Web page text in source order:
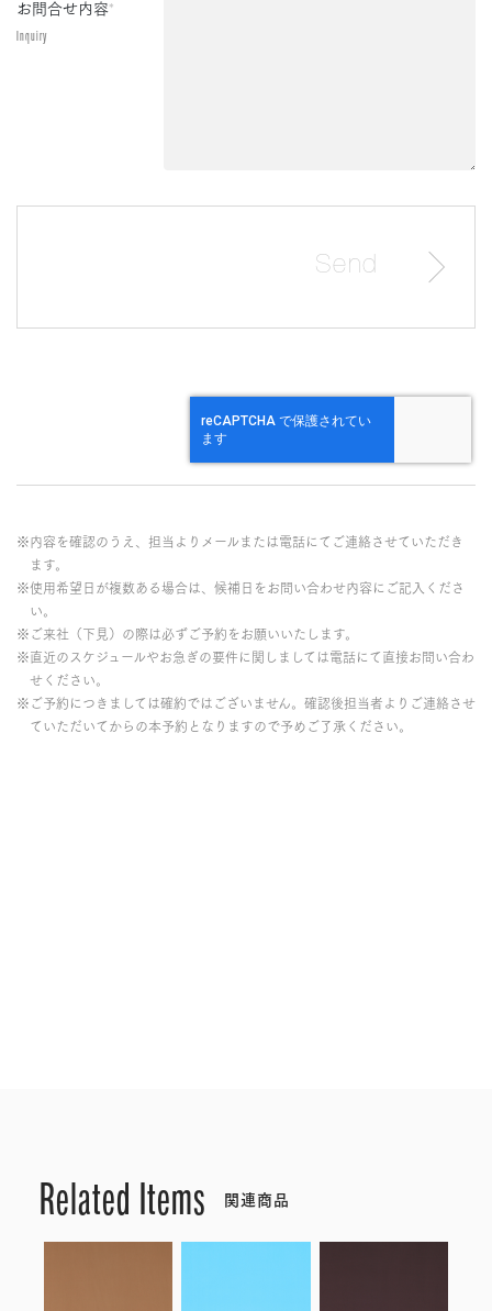
お問合せ内容*
Inquiry
※内容を確認のうえ、担当よりメールまたは電話にてご連絡させていただき
ます。
※使用希望日が複数ある場合は、候補日をお問い合わせ内容にご記入くださ
い。
※ご来社（下見）の際は必ずご予約をお願いいたします。
※直近のスケジュールやお急ぎの要件に関しましては電話にて直接お問い合わ
せください。
※ご予約につきましては確約ではございません。確認後担当者よりご連絡させ
ていただいてからの本予約となりますので予めご了承ください。
Related Items 関連商品